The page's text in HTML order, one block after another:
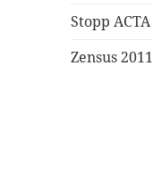
Stopp ACTA
Zensus 2011